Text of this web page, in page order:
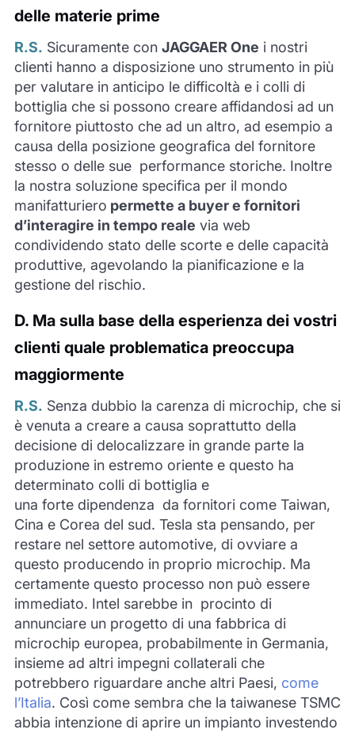
delle materie prime
R.S. Sicuramente con JAGGAER One i nostri
clienti hanno a disposizione uno strumento in più
per valutare in anticipo le difficoltà e i colli di
bottiglia che si possono creare affidandosi ad un
fornitore piuttosto che ad un altro, ad esempio a
causa della posizione geografica del fornitore
stesso o delle sue performance storiche. Inoltre
la nostra soluzione specifica per il mondo
manifatturiero permette a buyer e fornitori
d’interagire in tempo reale via web
condividendo stato delle scorte e delle capacità
produttive, agevolando la pianificazione e la
gestione del rischio.
D. Ma sulla base della esperienza dei vostri
clienti quale problematica preoccupa
maggiormente
R.S. Senza dubbio la carenza di microchip, che si
è venuta a creare a causa soprattutto della
decisione di delocalizzare in grande parte la
produzione in estremo oriente e questo ha
determinato colli di bottiglia e
una fortedipendenza da fornitori come Taiwan,
Cina e Corea del sud. Tesla sta pensando, per
restare nel settore automotive, di ovviare a
questo producendo in proprio microchip. Ma
certamente questo processo non può essere
immediato. Intel sarebbe in procinto di
annunciare un progetto di una fabbrica di
microchip europea, probabilmente in Germania,
insieme ad altri impegni collaterali che
potrebbero riguardare anche altri Paesi, come
l’Italia. Così come sembra che la taiwanese TSMC
abbia intenzione di aprire un impianto investendo